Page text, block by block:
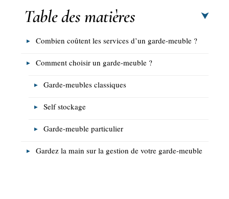
Table des matières
Combien coûtent les services d’un garde-meuble ?
Comment choisir un garde-meuble ?
Garde-meubles classiques
Self stockage
Garde-meuble particulier
Gardez la main sur la gestion de votre garde-meuble